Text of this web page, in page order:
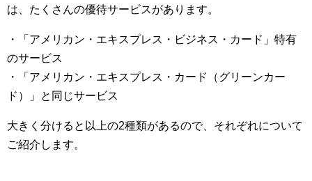
は、たくさんの優待サービスがあります。
・「アメリカン・エキスプレス・ビジネス・カード」特有
のサービス
・「アメリカン・エキスプレス・カード（グリーンカー
ド）」と同じサービス
大きく分けると以上の2種類があるので、それぞれについて
ご紹介します。